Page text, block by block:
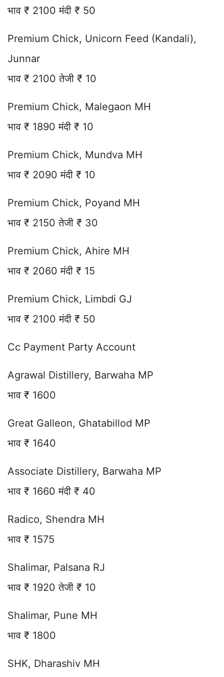
भाव ₹ 2100 मंदी ₹ 50
Premium Chick, Unicorn Feed (Kandali),
Junnar
भाव ₹ 2100 तेजी ₹ 10
Premium Chick, Malegaon MH
भाव ₹ 1890 मंदी ₹ 10
Premium Chick, Mundva MH
भाव ₹ 2090 मंदी ₹ 10
Premium Chick, Poyand MH
भाव ₹ 2150 तेजी ₹ 30
Premium Chick, Ahire MH
भाव ₹ 2060 मंदी ₹ 15
Premium Chick, Limbdi GJ
भाव ₹ 2100 मंदी ₹ 50
Cc Payment Party Account
Agrawal Distillery, Barwaha MP
भाव ₹ 1600
Great Galleon, Ghatabillod MP
भाव ₹ 1640
Associate Distillery, Barwaha MP
भाव ₹ 1660 मंदी ₹ 40
Radico, Shendra MH
भाव ₹ 1575
Shalimar, Palsana RJ
भाव ₹ 1920 तेजी ₹ 10
Shalimar, Pune MH
भाव ₹ 1800
SHK, Dharashiv MH